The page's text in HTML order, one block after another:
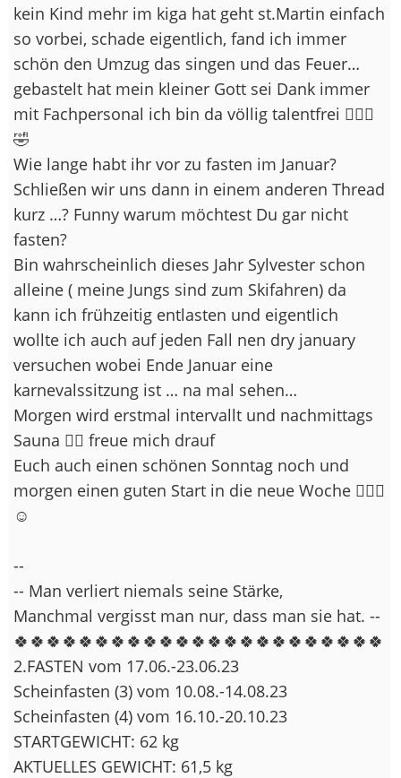
kein Kind mehr im kiga hat geht st.Martin einfach
so vorbei, schade eigentlich, fand ich immer
schön den Umzug das singen und das Feuer…
gebastelt hat mein kleiner Gott sei Dank immer
mit Fachpersonal ich bin da völlig talentfrei 🤦🏽‍♀️
🤣
Wie lange habt ihr vor zu fasten im Januar?
Schließen wir uns dann in einem anderen Thread
kurz …? Funny warum möchtest Du gar nicht
fasten?
Bin wahrscheinlich dieses Jahr Sylvester schon
alleine ( meine Jungs sind zum Skifahren) da
kann ich frühzeitig entlasten und eigentlich
wollte ich auch auf jeden Fall nen dry january
versuchen wobei Ende Januar eine
karnevalssitzung ist … na mal sehen…
Morgen wird erstmal intervallt und nachmittags
Sauna 🧖‍♀️ freue mich drauf
Euch auch einen schönen Sonntag noch und
morgen einen guten Start in die neue Woche 🙋🏽‍♀️
☺️
--
-- Man verliert niemals seine Stärke,
Manchmal vergisst man nur, dass man sie hat. --
🍀🍀🍀🍀🍀🍀🍀🍀🍀🍀🍀🍀🍀🍀🍀🍀🍀🍀🍀🍀🍀🍀🍀
2.FASTEN vom 17.06.-23.06.23
Scheinfasten (3) vom 10.08.-14.08.23
Scheinfasten (4) vom 16.10.-20.10.23
STARTGEWICHT: 62 kg
AKTUELLES GEWICHT: 61,5 kg